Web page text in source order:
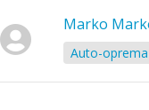
Marko
Auto-oprema